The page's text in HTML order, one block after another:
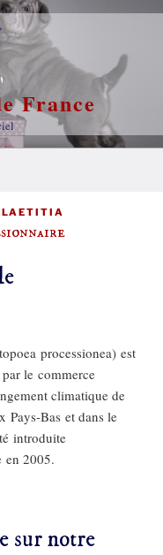
France
LAETITIA
processionea) est
le commerce
climatique de
Pays-Bas et dans le
introduite
en 2005.​
sur notre